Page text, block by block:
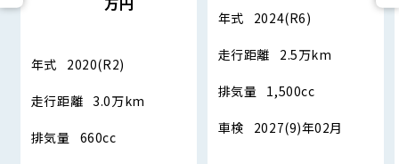
年式 2020(R2)
走行距離 3.0万km
排気量 660cc
年式 2024(R6)
走行距離 2.5万km
排気量 1,500cc
車検 2027(9)年02月